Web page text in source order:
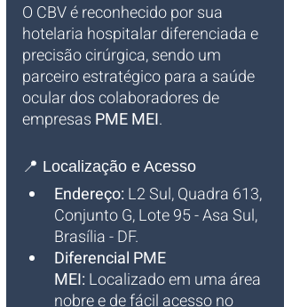
O CBV é reconhecido por sua
hotelaria hospitalar diferenciada e
precisão cirúrgica, sendo um
parceiro estratégico para a saúde
ocular dos colaboradores de
empresas PME MEI.
📍 Localização e Acesso
Endereço: L2 Sul, Quadra 613,
Conjunto G, Lote 95 - Asa Sul,
Brasília - DF.
Diferencial PME
MEI: Localizado em uma área
nobre e de fácil acesso no